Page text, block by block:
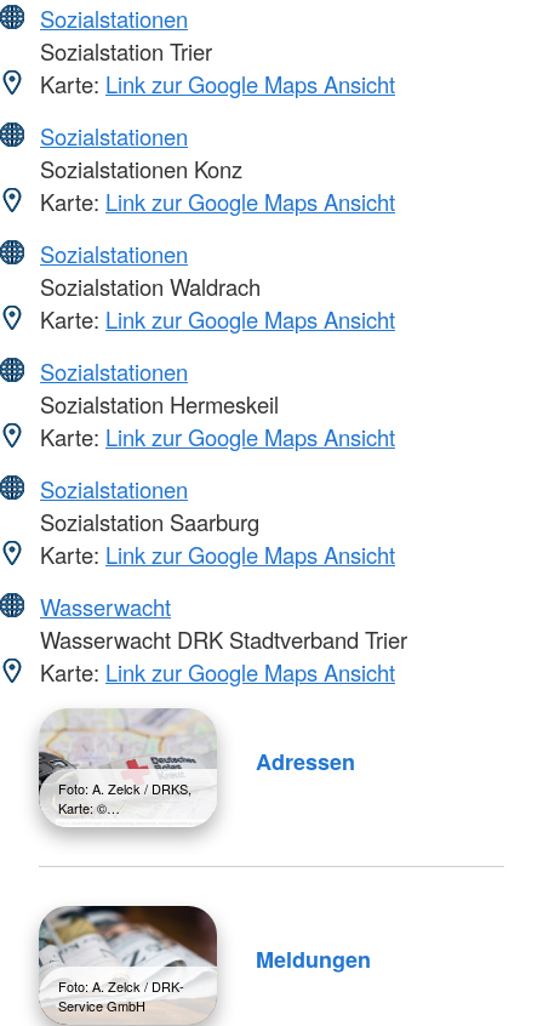
Sozialstationen
Sozialstation Trier
Karte: Link zur Google Maps Ansicht
Sozialstationen
Sozialstationen Konz
Karte: Link zur Google Maps Ansicht
Sozialstationen
Sozialstation Waldrach
Karte: Link zur Google Maps Ansicht
Sozialstationen
Sozialstation Hermeskeil
Karte: Link zur Google Maps Ansicht
Sozialstationen
Sozialstation Saarburg
Karte: Link zur Google Maps Ansicht
Wasserwacht
Wasserwacht DRK Stadtverband Trier
Karte: Link zur Google Maps Ansicht
Foto: A. Zelck / DRKS,
Karte: ©…
Adressen
Foto: A. Zelck / DRK-
Service GmbH
Meldungen